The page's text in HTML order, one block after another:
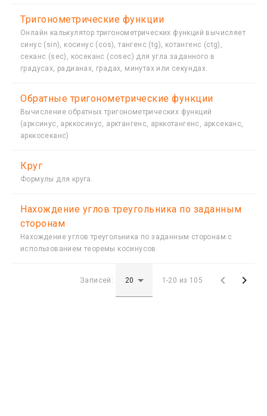
Тригонометрические функции
Онлайн калькулятор тригонометрических функций вычисляет
синус (sin), косинус (cos), тангенс (tg), котангенс (ctg),
секанс (sec), косеканс (cosec) для угла заданного в
градусах, радианах, градах, минутах или секундах.
Обратные тригонометрические функции
Вычисление обратных тригонометрических функций
(арксинус, арккосинус, арктангенс, арккотангенс, арксеканс,
арккосеканс)
Круг
Формулы для круга.
Нахождение углов треугольника по заданным
сторонам
Нахождение углов треугольника по заданным сторонам с
использованием теоремы косинусов.
Записей: 1-20 из 105  